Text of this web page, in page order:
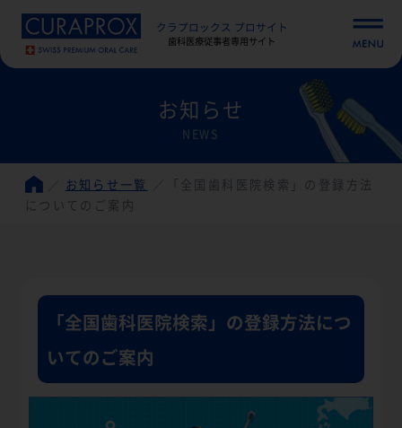
クラプロックス プロサイト
歯科医療従事者専用サイト
お知らせ
NEWS
お知らせ一覧
「全国歯科医院検索」の登録方法
についてのご案内
「全国歯科医院検索」の登録方法につ
いてのご案内